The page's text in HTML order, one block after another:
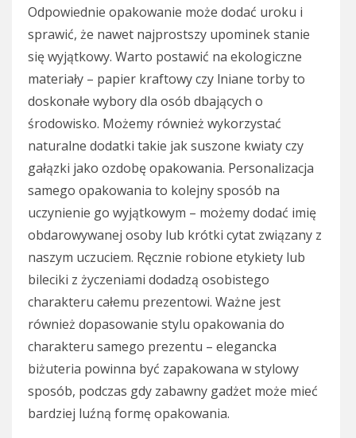
Odpowiednie opakowanie może dodać uroku i
sprawić, że nawet najprostszy upominek stanie
się wyjątkowy. Warto postawić na ekologiczne
materiały – papier kraftowy czy lniane torby to
doskonałe wybory dla osób dbających o
środowisko. Możemy również wykorzystać
naturalne dodatki takie jak suszone kwiaty czy
gałązki jako ozdobę opakowania. Personalizacja
samego opakowania to kolejny sposób na
uczynienie go wyjątkowym – możemy dodać imię
obdarowywanej osoby lub krótki cytat związany z
naszym uczuciem. Ręcznie robione etykiety lub
bileciki z życzeniami dodadzą osobistego
charakteru całemu prezentowi. Ważne jest
również dopasowanie stylu opakowania do
charakteru samego prezentu – elegancka
biżuteria powinna być zapakowana w stylowy
sposób, podczas gdy zabawny gadżet może mieć
bardziej luźną formę opakowania.